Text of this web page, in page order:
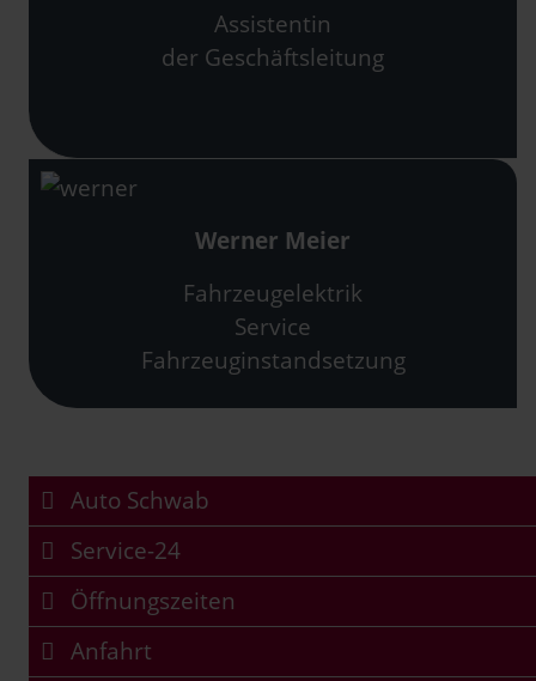
Assistentin
der Geschäftsleitung
Werner Meier
Fahrzeugelektrik
Service
Fahrzeuginstandsetzung
Auto Schwab
Service-24
Öffnungszeiten
Anfahrt